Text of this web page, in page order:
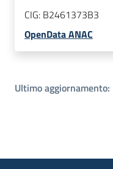
CIG: B2461373B3
OpenData ANAC
Ultimo aggiornamento: